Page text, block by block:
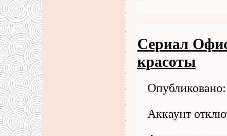
Сериал
красоты
Аккаунт